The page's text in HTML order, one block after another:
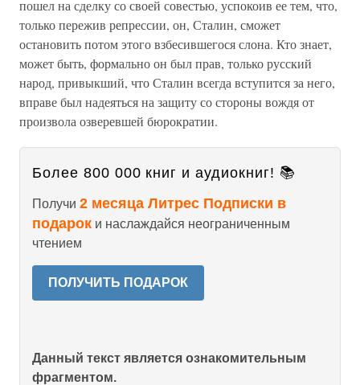
пошел на сделку со своей совестью, успокоив ее тем, что,
только пережив репрессии, он, Сталин, сможет
остановить потом этого взбесившегося слона. Кто знает,
может быть, формально он был прав, только русский
народ, привыкший, что Сталин всегда вступится за него,
вправе был надеяться на защиту со стороны вождя от
произвола озверевшей бюрократии.
Более 800 000 книг и аудиокниг! 📚
Получи 2 месяца Литрес Подписки в
подарок и наслаждайся неограниченным
чтением
ПОЛУЧИТЬ ПОДАРОК
Данный текст является ознакомительным
фрагментом.